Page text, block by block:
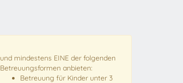
und mindestens EINE der folgenden
Betreuungsformen anbieten:
Betreuung für Kinder unter 3